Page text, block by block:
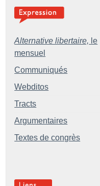
Alternative libertaire, le
mensuel
Communiqués
Webditos
Tracts
Argumentaires
Textes de congrès